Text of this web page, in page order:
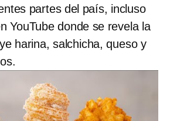
partes del país, incluso
YouTube donde se revela la
harina, salchicha, queso y